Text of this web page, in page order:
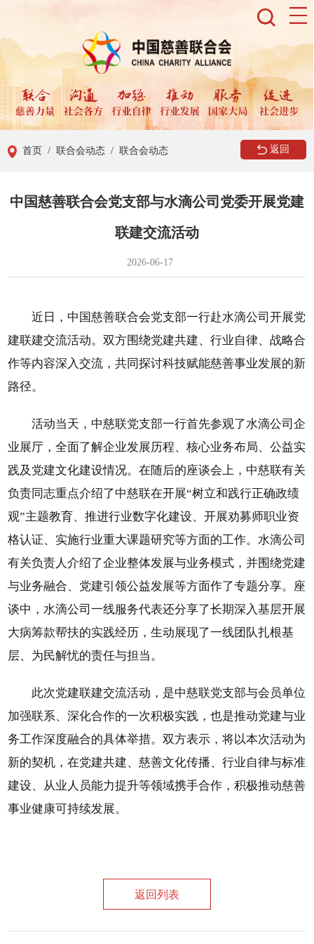
首页 / 联合会动态 / 联合会动态 返回
中国慈善联合会党支部与水滴公司党委开展党建
联建交流活动
2026-06-17
近日，中国慈善联合会党支部一行赴水滴公司开展党
建联建交流活动。双方围绕党建共建、行业自律、战略合
作等内容深入交流，共同探讨科技赋能慈善事业发展的新
路径。
活动当天，中慈联党支部一行首先参观了水滴公司企
业展厅，全面了解企业发展历程、核心业务布局、公益实
践及党建文化建设情况。在随后的座谈会上，中慈联有关
负责同志重点介绍了中慈联在开展“树立和践行正确政绩
观”主题教育、推进行业数字化建设、开展劝募师职业资
格认证、实施行业重大课题研究等方面的工作。水滴公司
有关负责人介绍了企业整体发展与业务模式，并围绕党建
与业务融合、党建引领公益发展等方面作了专题分享。座
谈中，水滴公司一线服务代表还分享了长期深入基层开展
大病筹款帮扶的实践经历，生动展现了一线团队扎根基
层、为民解忧的责任与担当。
此次党建联建交流活动，是中慈联党支部与会员单位
加强联系、深化合作的一次积极实践，也是推动党建与业
务工作深度融合的具体举措。双方表示，将以本次活动为
新的契机，在党建共建、慈善文化传播、行业自律与标准
建设、从业人员能力提升等领域携手合作，积极推动慈善
事业健康可持续发展。
返回列表